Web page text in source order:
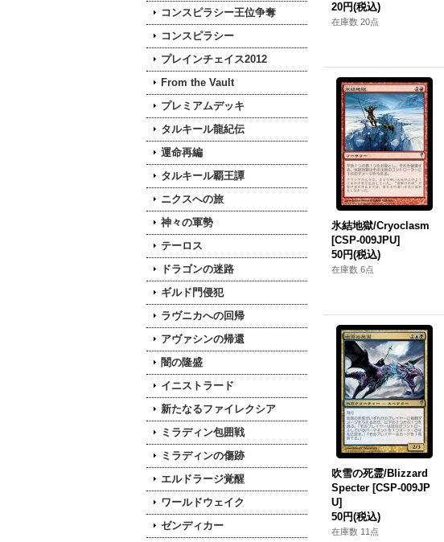
コンスピラシー王位争奪
コンスピラシー
プレインチェイス2012
From the Vault
プレミアムデッキ
タルキール龍紀伝
運命再編
タルキール覇王譚
ニクスへの旅
神々の軍勢
テーロス
ドラゴンの迷路
ギルド門侵犯
ラヴニカへの回帰
アヴァシンの帰還
闇の隆盛
イニストラード
新たなるファイレクシア
ミラディン包囲戦
ミラディンの傷跡
エルドラージ覚醒
ワールドウェイク
ゼンディカー
20円(税込)
在庫数 20点
氷結地獄/Cryoclasm
[CSP-009JPU]
50円(税込)
在庫数 6点
吹雪の死霊/Blizzard
Specter [CSP-009JP
U]
50円(税込)
在庫数 11点